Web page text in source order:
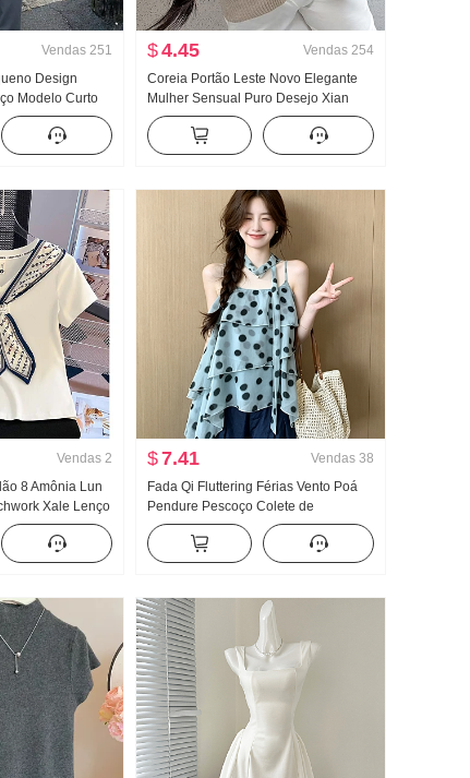
Vendas 251
Design
Modelo Curto
alta Fluida
Calça casual
$4.45 Vendas 254
Coreia Portão Leste Novo Elegante
Mulher Sensual Puro Desejo Xian
Corpo Lado Departamento Fivela
Manga curta Malha Camiseta Top
Vendas 2
8 Amônia Lun
Xale Lenço
V Manga curta
$7.41 Vendas 38
Fada Qi Fluttering Férias Vento Poá
Pendure Pescoço Colete de
suspensórios 2026 Verão Dopamina
Bolo Pompón Camisa de boneca Top